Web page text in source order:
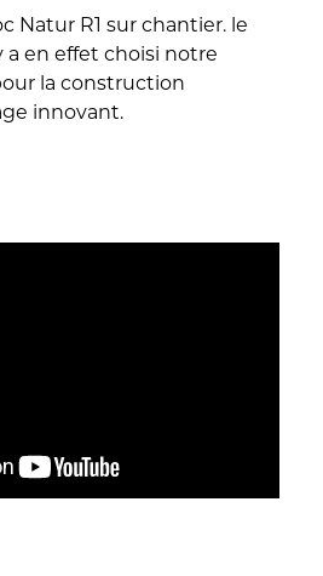
Natur R1 sur chantier. le
a en effet choisi notre
la construction
innovant.